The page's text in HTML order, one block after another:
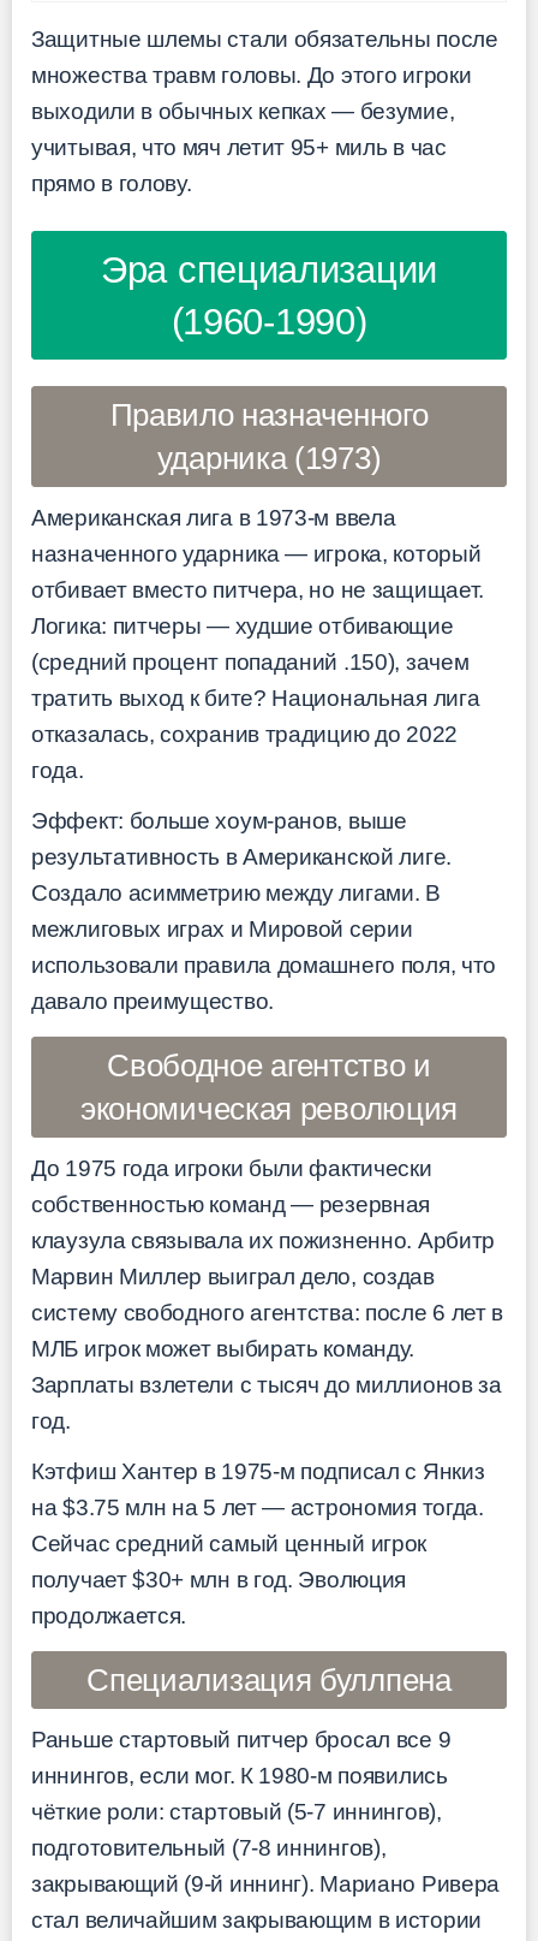
Защитные шлемы стали обязательны после
множества травм головы. До этого игроки
выходили в обычных кепках — безумие,
учитывая, что мяч летит 95+ миль в час
прямо в голову.
Эра специализации
(1960-1990)
Правило назначенного
ударника (1973)
Американская лига в 1973-м ввела
назначенного ударника — игрока, который
отбивает вместо питчера, но не защищает.
Логика: питчеры — худшие отбивающие
(средний процент попаданий .150), зачем
тратить выход к бите? Национальная лига
отказалась, сохранив традицию до 2022
года.
Эффект: больше хоум-ранов, выше
результативность в Американской лиге.
Создало асимметрию между лигами. В
межлиговых играх и Мировой серии
использовали правила домашнего поля, что
давало преимущество.
Свободное агентство и
экономическая революция
До 1975 года игроки были фактически
собственностью команд — резервная
клаузула связывала их пожизненно. Арбитр
Марвин Миллер выиграл дело, создав
систему свободного агентства: после 6 лет в
МЛБ игрок может выбирать команду.
Зарплаты взлетели с тысяч до миллионов за
год.
Кэтфиш Хантер в 1975-м подписал с Янкиз
на $3.75 млн на 5 лет — астрономия тогда.
Сейчас средний самый ценный игрок
получает $30+ млн в год. Эволюция
продолжается.
Специализация буллпена
Раньше стартовый питчер бросал все 9
иннингов, если мог. К 1980-м появились
чёткие роли: стартовый (5-7 иннингов),
подготовительный (7-8 иннингов),
закрывающий (9-й иннинг). Мариано Ривера
стал величайшим закрывающим в истории